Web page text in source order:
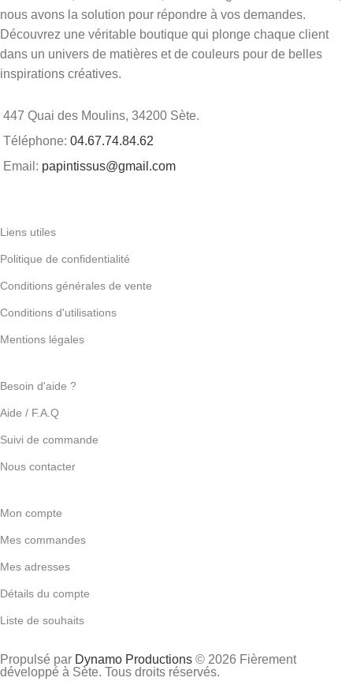
nous avons la solution pour répondre à vos demandes.
Découvrez une véritable boutique qui plonge chaque client
dans un univers de matières et de couleurs pour de belles
inspirations créatives.
447 Quai des Moulins, 34200 Sète.
Téléphone: 04.67.74.84.62
Email: papintissus@gmail.com
Liens utiles
Politique de confidentialité
Conditions générales de vente
Conditions d'utilisations
Mentions légales
Besoin d'aide ?
Aide / F.A.Q
Suivi de commande
Nous contacter
Mon compte
Mes commandes
Mes adresses
Détails du compte
Liste de souhaits
Propulsé par Dynamo Productions © 2026 Fièrement
développé à Sète. Tous droits réservés.